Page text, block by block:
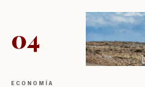
04
ECONOMÍA